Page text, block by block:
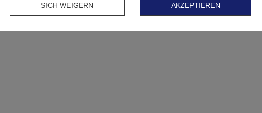
SICH WEIGERN AKZEPTIEREN